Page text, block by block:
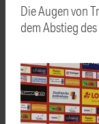
Die Augen von
dem Abstieg